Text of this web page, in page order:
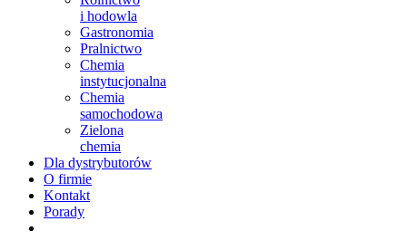
i hodowla
Gastronomia
Pralnictwo
Chemia
instytucjonalna
Chemia
samochodowa
Zielona
chemia
Dla dystrybutorów
O firmie
Kontakt
Porady